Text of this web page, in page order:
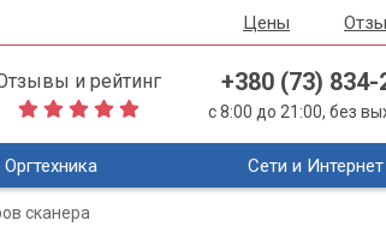
Цены
и рейтинг +380 (73) 834-
с 8:00 до 21:00, без
Оргтехника Сети и Интернет
сканера